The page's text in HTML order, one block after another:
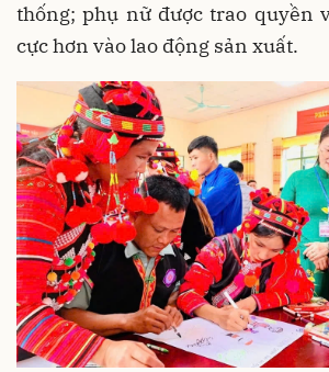
thống; phụ nữ được trao quyền
cực hơn vào lao động sản xuất.